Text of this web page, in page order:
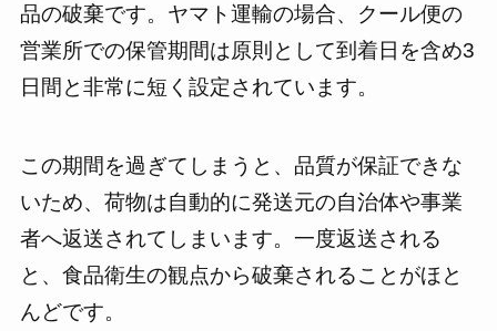
品の破棄です。ヤマト運輸の場合、クール便の
営業所での保管期間は原則として到着日を含め3
日間と非常に短く設定されています。
この期間を過ぎてしまうと、品質が保証できな
いため、荷物は自動的に発送元の自治体や事業
者へ返送されてしまいます。一度返送される
と、食品衛生の観点から破棄されることがほと
んどです。